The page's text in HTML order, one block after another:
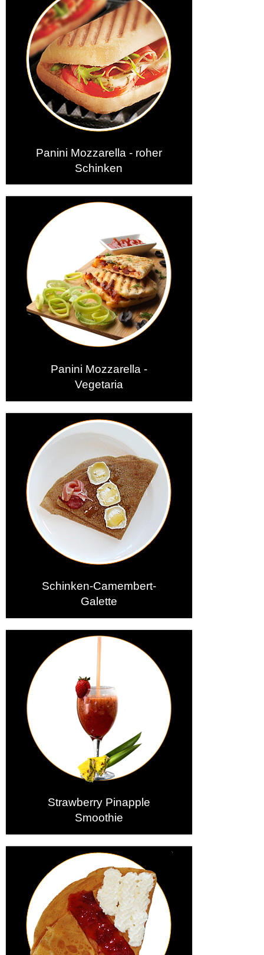
Panini Mozzarella - roher
Schinken
Panini Mozzarella -
Vegetaria
Schinken-Camembert-
Galette
Strawberry Pinapple
Smoothie